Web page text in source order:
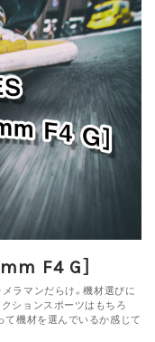
F4 G］
ラマンだらけ。機材選びに
ションスポーツはもちろ
て機材を選んでいるか感じて